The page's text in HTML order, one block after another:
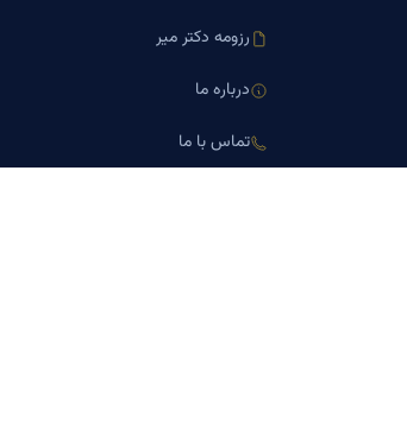
رزومه دکتر میر
درباره ما
تماس با ما